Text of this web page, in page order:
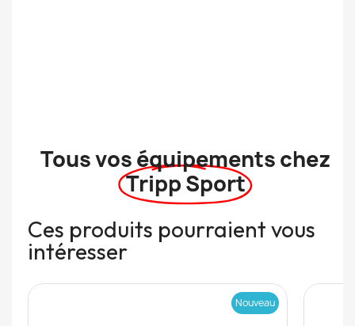
Tous vos équipements chez
Tripp Sport
Ces produits pourraient vous
intéresser
Nouveau